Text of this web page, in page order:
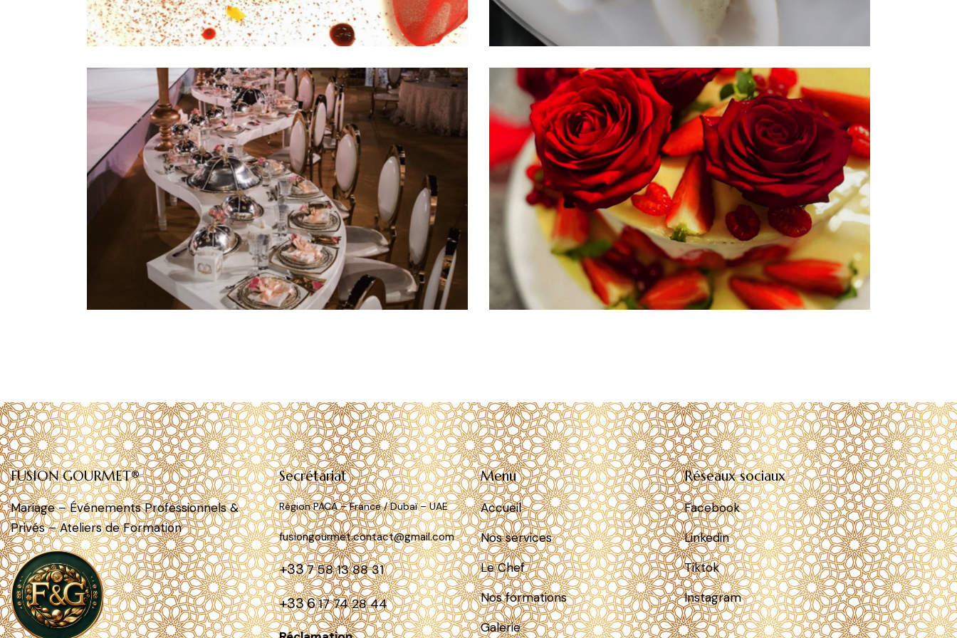
Galerie
Galerie
FUSION GOURMET®
Mariage – Événements Professionnels &
Privés – Ateliers de Formation
Secrétariat
Région PACA – France / Dubaï – UAE
fusiongourmet.contact@gmail.com
+337 58 13 88 31
+33 617 74 28 44
Menu
Accueil
Nos services
Le Chef
Nos formations
Galerie
Réseaux sociaux
Facebook
Linkedin
Tiktok
Instagram